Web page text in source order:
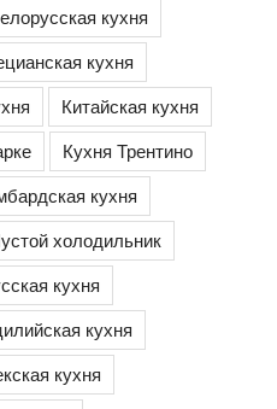
кухня
кухня
Китайская кухня
Кухня Трентино
кухня
холодильник
кухня
кухня
кухня